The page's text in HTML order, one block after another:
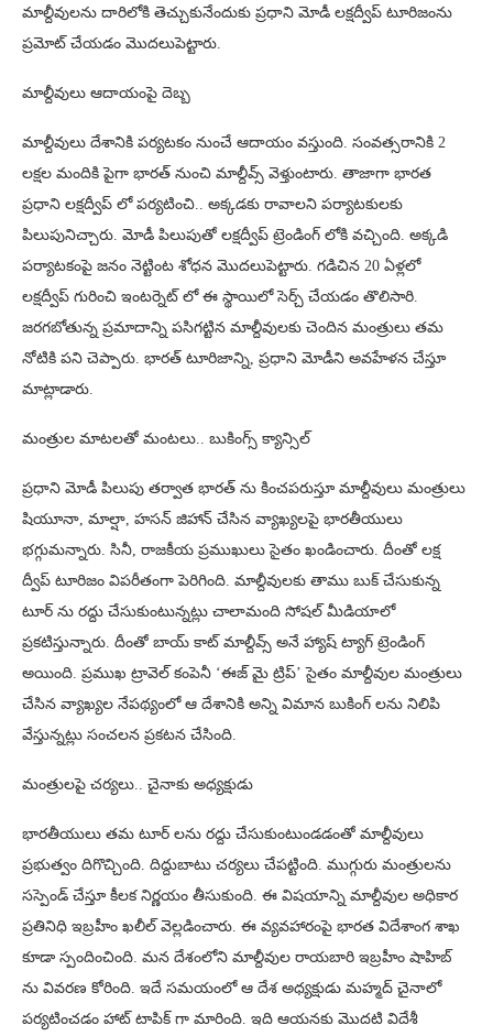
మాల్దీవులను దారిలోకి తెచ్చుకునేందుకు ప్రధాని మోడీ లక్షద్వీప్ టూరిజంను
ప్రమోట్ చేయడం మొదలుపెట్టారు.
మాల్దీవులు ఆదాయంపై దెబ్బ
మాల్దీవులు దేశానికి పర్యటకం నుంచే ఆదాయం వస్తుంది. సంవత్సరానికి 2
లక్షల మందికి పైగా భారత్ నుంచి మాల్దీవ్స్ వెళ్తుంటారు. తాజాగా భారత
ప్రధాని లక్షద్వీప్ లో పర్యటించి.. అక్కడకు రావాలని పర్యాటకులకు
పిలుపునిచ్చారు. మోడీ పిలుపుతో లక్షద్వీప్ ట్రెండింగ్ లోకి వచ్చింది. అక్కడి
పర్యాటకంపై జనం నెట్టింట శోధన మొదలుపెట్టారు. గడిచిన 20 ఏళ్లలో
లక్షద్వీప్‌ గురించి ఇంటర్నెట్‌ లో ఈ స్థాయిలో సెర్చ్‌ చేయడం తొలిసారి.
జరగబోతున్న ప్రమాదాన్ని పసిగట్టిన మాల్దీవులకు చెందిన మంత్రులు తమ
నోటికి పని చెప్పారు. భారత్ టూరిజాన్ని, ప్రధాని మోడీని అవహేళన చేస్తూ
మాట్లాడారు.
మంత్రుల మాటలతో మంటలు.. బుకింగ్స్ క్యాన్సిల్
ప్రధాని మోడీ పిలుపు తర్వాత భారత్ ను కించపరుస్తూ మాల్దీవులు మంత్రులు
షియూనా, మాల్షా, హసన్ జిహాన్ చేసిన వ్యాఖ్యలపై భారతీయులు
భగ్గుమన్నారు. సినీ, రాజకీయ ప్రముఖులు సైతం ఖండించారు. దీంతో లక్ష
ద్వీప్ టూరిజం విపరీతంగా పెరిగింది. మాల్దీవులకు తాము బుక్‌ చేసుకున్న
టూర్‌ ను రద్దు చేసుకుంటున్నట్లు చాలామంది సోషల్ మీడియాలో
ప్రకటిస్తున్నారు. దీంతో బాయ్ కాట్‌ మాల్దీవ్స్‌ అనే హ్యాష్‌ ట్యాగ్‌ ట్రెండింగ్
అయింది. ప్రముఖ ట్రావెల్ కంపెనీ ‘ఈజ్‌ మై ట్రిప్‌’ సైతం మాల్దీవుల మంత్రులు
చేసిన వ్యాఖ్యల నేపథ్యంలో ఆ దేశానికి అన్ని విమాన బుకింగ్‌ లను నిలిపి
వేస్తున్నట్లు సంచలన ప్రకటన చేసింది.
మంత్రులపై చర్యలు.. చైనాకు అధ్యక్షుడు
భారతీయులు తమ టూర్ ‎లను రద్దు చేసుకుంటుండడంతో మాల్దీవులు
ప్రభుత్వం దిగొచ్చింది. దిద్దుబాటు చర్యలు చేపట్టింది. ముగ్గురు మంత్రులను
సస్పెండ్ చేస్తూ కీలక నిర్ణయం తీసుకుంది. ఈ విషయాన్ని మాల్దీవుల అధికార
ప్రతినిధి ఇబ్రహీం ఖలీల్ వెల్లడించారు. ఈ వ్యవహారంపై భారత విదేశాంగ శాఖ
కూడా స్పందించింది. మన దేశంలోని మాల్దీవుల రాయబారి ఇబ్రహీం షాహిబ్‌
ను వివరణ కోరింది. ఇదే సమయంలో ఆ దేశ అధ్యక్షుడు మహ్మద్ చైనాలో
పర్యటించడం హాట్ టాపిక్ గా మారింది. ఇది ఆయనకు మొదటి విదేశీ